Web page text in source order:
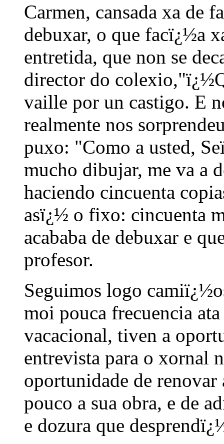
Carmen, cansada xa de
debuxar, o que facï¿½a
entretida, que non se
director do
vaille por un castigo. E
realmente nos
puxo: "Como a usted,
mucho dibujar, me va a
haciendo cincuenta
asï¿½ o fixo: cincuenta
acababa de debuxar e
profesor.
Seguimos logo
moi pouca frecuencia
vacacional, tiven a
entrevista para o xornal
oportunidade de
pouco a sua obra, e de
e dozura que